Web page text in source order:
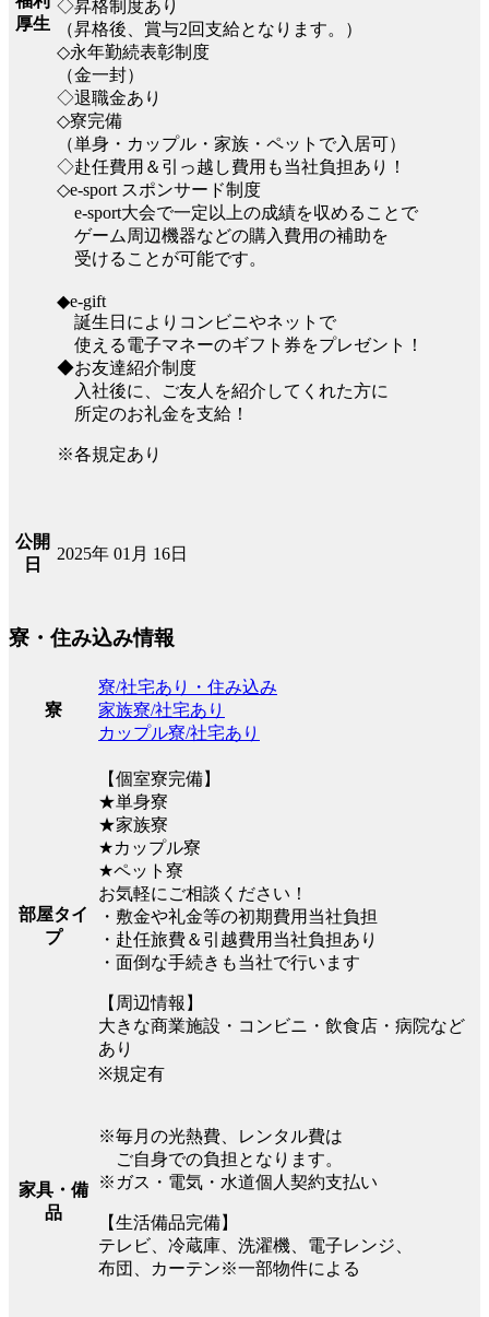
厚生
◇昇格制度あり
（昇格後、賞与2回支給となります。）
◇永年勤続表彰制度
（金一封）
◇退職金あり
◇寮完備
（単身・カップル・家族・ペットで入居可）
◇赴任費用＆引っ越し費用も当社負担あり！
◇e-sport スポンサード制度
e-sport大会で一定以上の成績を収めることで
ゲーム周辺機器などの購入費用の補助を
受けることが可能です。
◆e-gift
誕生日によりコンビニやネットで
使える電子マネーのギフト券をプレゼント！
◆お友達紹介制度
入社後に、ご友人を紹介してくれた方に
所定のお礼金を支給！
※各規定あり
公開
日
2025年 01月 16日
寮・住み込み情報
寮
寮/社宅あり・住み込み
家族寮/社宅あり
カップル寮/社宅あり
部屋タイ
プ
【個室寮完備】
★単身寮
★家族寮
★カップル寮
★ペット寮
お気軽にご相談ください！
・敷金や礼金等の初期費用当社負担
・赴任旅費＆引越費用当社負担あり
・面倒な手続きも当社で行います
【周辺情報】
大きな商業施設・コンビニ・飲食店・病院など
あり
※規定有
家具・備
品
※毎月の光熱費、レンタル費は
ご自身での負担となります。
※ガス・電気・水道個人契約支払い
【生活備品完備】
テレビ、冷蔵庫、洗濯機、電子レンジ、
布団、カーテン※一部物件による